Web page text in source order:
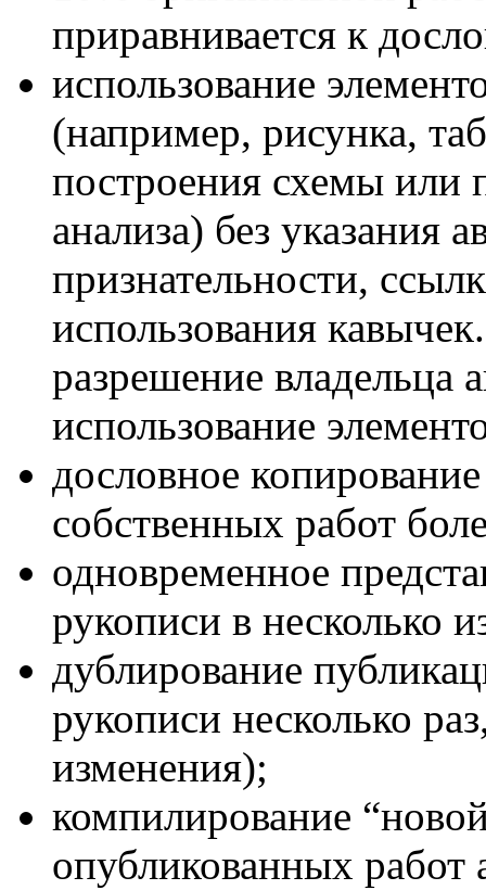
приравнивается к
использование
(например, рисунка,
построения схемы или
анализа) без указания
признательности,
использования
разрешение владельца
использование
дословное
собственных работ
одновременное
рукописи в несколько
дублирование
рукописи несколько
изменения);
компилирование
опубликованных работ